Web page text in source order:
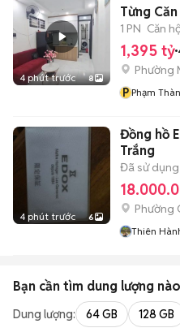
4 phút trước 8
Từng Căn
1 PN Căn
1,395 tỷ
Phường
P Phạm
4 phút trước 6
Đồng hồ
Trắng
Đã sử dụng
Phường
Thiên
Bạn cần tìm dung lượng
Dung lượng: 64 GB 128 GB